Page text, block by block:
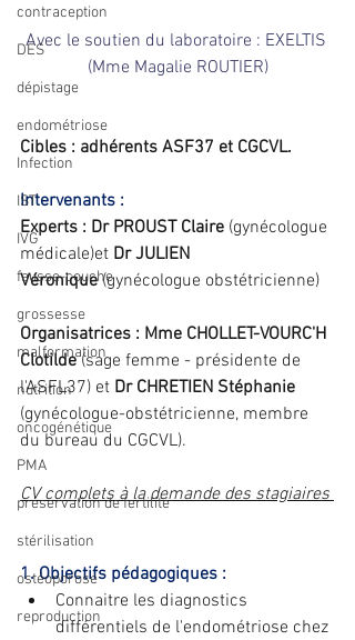
contraception
DES
dépistage
endométriose
Infection
IST
IVG
fausse-couche
grossesse
malformation
nutrition
oncogénétique
PMA
préservation de fertilité
stérilisation
ostéoporose
reproduction
Avec le soutien du laboratoire : EXELTIS
(Mme Magalie ROUTIER)
Cibles : adhérents ASF37 et CGCVL.
Intervenants :
Experts : Dr PROUST Claire (gynécologue
médicale)et Dr JULIEN
Véronique (gynécologue obstétricienne)
Organisatrices : Mme CHOLLET-VOURC'H
Clotilde (sage femme - présidente de
l'ASFL37) et Dr CHRETIEN Stéphanie
(gynécologue-obstétricienne, membre
du bureau du CGCVL).
CV complets à la demande des stagiaires
1. Objectifs pédagogiques :
Connaitre les diagnostics
différentiels de l'endométriose chez